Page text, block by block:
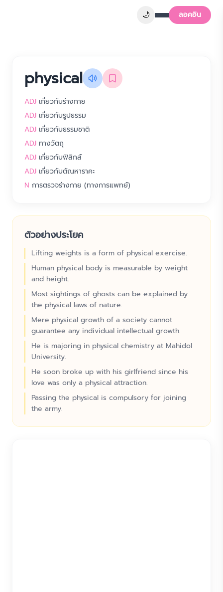
🌙 ลอคอิน
physical
ADJ เกี่ยวกับร่างกาย
ADJ เกี่ยวกับรูปธรรม
ADJ เกี่ยวกับธรรมชาติ
ADJ ทางวัตถุ
ADJ เกี่ยวกับฟิสิกส์
ADJ เกี่ยวกับตัณหาราคะ
N การตรวจร่างกาย (ทางการแพทย์)
ตัวอย่างประโยค
Lifting weights is a form of physical exercise.
Human physical body is measurable by weight
and height.
Most sightings of ghosts can be explained by
the physical laws of nature.
Mere physical growth of a society cannot
guarantee any individual intellectual growth.
He is majoring in physical chemistry at Mahidol
University.
He soon broke up with his girlfriend since his
love was only a physical attraction.
Passing the physical is compulsory for joining
the army.